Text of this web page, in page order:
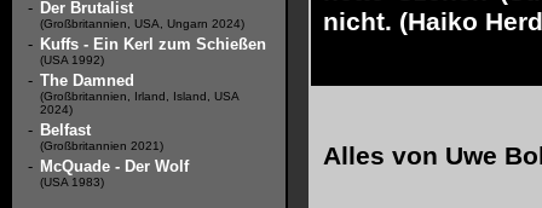
- Der Brutalist
(Großbritannien, USA, Ungarn 2024)
- Kuffs - Ein Kerl zum Schießen
(USA 1992)
- The Damned
(Großbritannien, Irland, Island, USA
2024)
- Belfast
(Großbritannien 2021)
- McQuade - Der Wolf
(USA 1983)
nicht. (Haiko
Alles von Uwe